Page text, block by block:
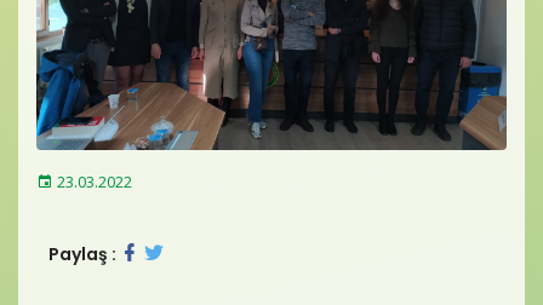
Baro Bültenleri
Diğer
İletişim
23.03.2022
Paylaş :